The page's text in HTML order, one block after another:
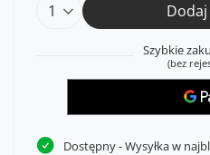
Szybkie
(bez
Dostępny- Wysyłka w